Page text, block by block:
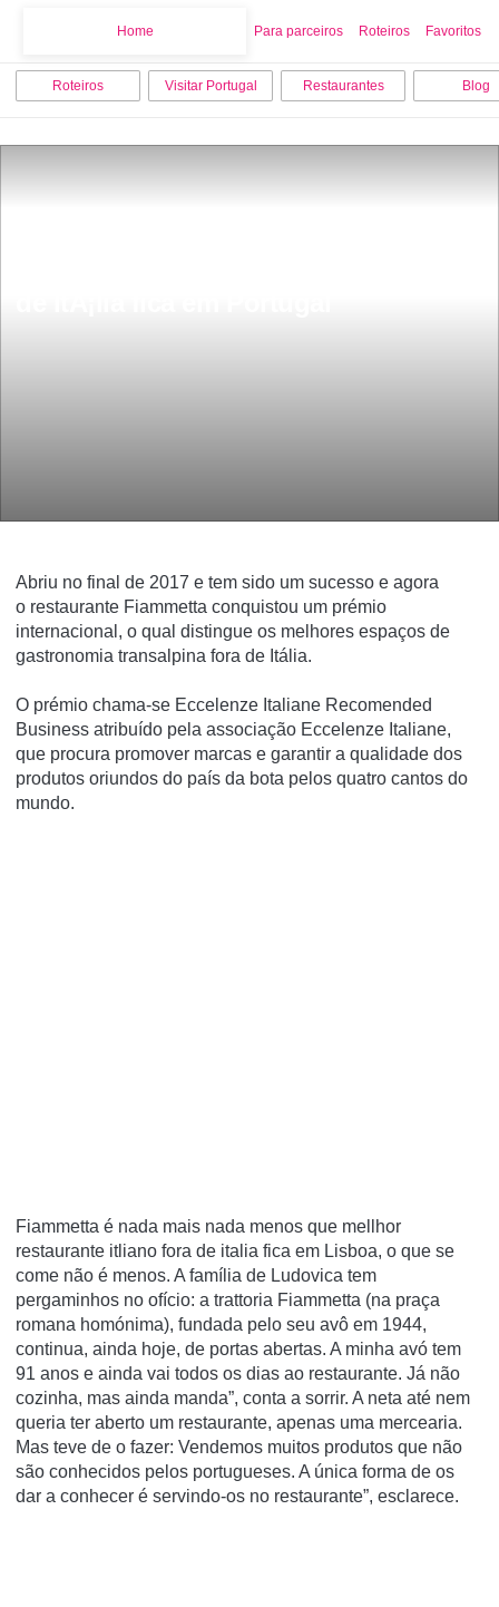
Home Para parceiros Roteiros Favoritos
Roteiros Visitar Portugal Restaurantes Blog
Abriu no final de 2017 e tem sido um sucesso e agora
o restaurante Fiammetta conquistou um prémio
internacional, o qual distingue os melhores espaços de
gastronomia transalpina fora de Itália.
O prémio chama-se Eccelenze Italiane Recomended
Business atribuído pela associação Eccelenze Italiane,
que procura promover marcas e garantir a qualidade dos
produtos oriundos do país da bota pelos quatro cantos do
mundo.
Fiammetta é nada mais nada menos que mellhor
restaurante itliano fora de italia fica em Lisboa, o que se
come não é menos. A família de Ludovica tem
pergaminhos no ofício: a trattoria Fiammetta (na praça
romana homónima), fundada pelo seu avô em 1944,
continua, ainda hoje, de portas abertas. A minha avó tem
91 anos e ainda vai todos os dias ao restaurante. Já não
cozinha, mas ainda manda”, conta a sorrir. A neta até nem
queria ter aberto um restaurante, apenas uma mercearia.
Mas teve de o fazer: Vendemos muitos produtos que não
são conhecidos pelos portugueses. A única forma de os
dar a conhecer é servindo-os no restaurante”, esclarece.